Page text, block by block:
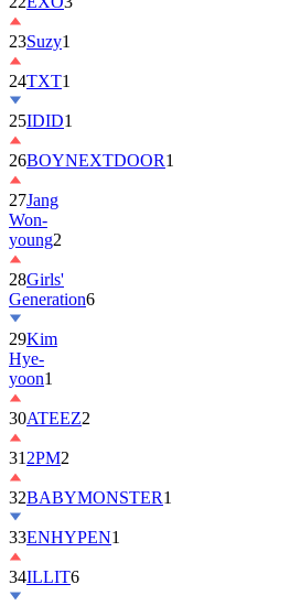
23Suzy1
24TXT1
25IDID1
26BOYNEXTDOOR1
27Jang
Won-
young2
28Girls'
Generation6
29Kim
Hye-
yoon1
30ATEEZ2
31 2PM2
32BABYMONSTER1
33ENHYPEN1
34ILLIT6